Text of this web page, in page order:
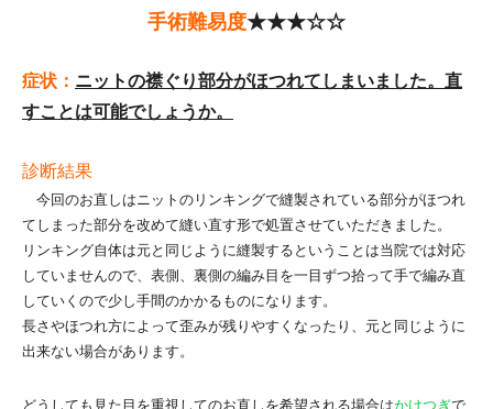
手術難易度★★★☆☆
症状： ニットの襟ぐり部分がほつれてしまいました。直
すことは可能でしょうか。
診断結果
今回のお直しはニットのリンキングで縫製されている部分がほつれ
てしまった部分を改めて縫い直す形で処置させていただきました。
リンキング自体は元と同じように縫製するということは当院では対応
していませんので、表側、裏側の編み目を一目ずつ拾って手で編み直
していくので少し手間のかかるものになります。
長さやほつれ方によって歪みが残りやすくなったり、元と同じように
出来ない場合があります。
どうしても見た目を重視してのお直しを希望される場合はかけつぎで